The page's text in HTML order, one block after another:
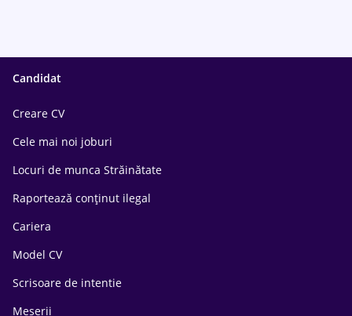
Candidat
Creare CV
Cele mai noi joburi
Locuri de munca Străinătate
Raportează conținut ilegal
Cariera
Model CV
Scrisoare de intentie
Meserii